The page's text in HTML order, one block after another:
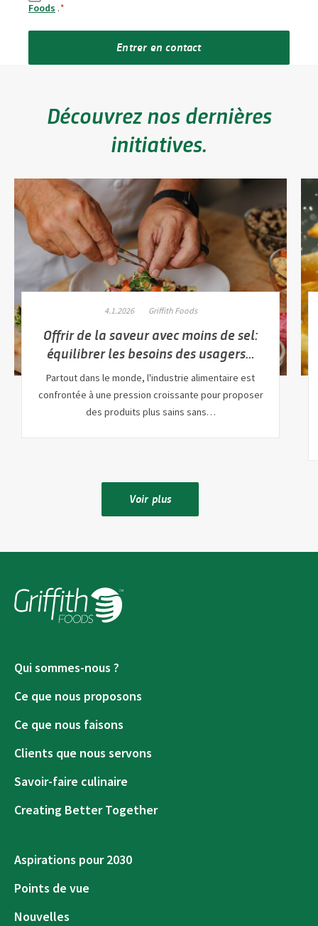
Foods .*
Entrer en contact
Découvrez nos dernières
initiatives.
4.1.2026 Griffith Foods
Offrir de la saveur avec moins de sel:
équilibrer les besoins des usagers…
Partout dans le monde, l'industrie alimentaire est
confrontée à une pression croissante pour proposer
des produits plus sains sans…
Voir plus
Qui sommes-nous ?
Ce que nous proposons
Ce que nous faisons
Clients que nous servons
Savoir-faire culinaire
Creating Better Together
Aspirations pour 2030
Points de vue
Nouvelles